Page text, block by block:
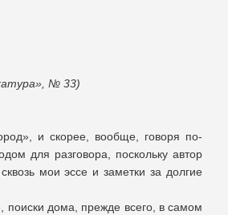
тура», № 33)
и скорее, вообще, говоря по-
для разговора, поскольку автор
мои эссе и заметки за долгие
поиски дома, прежде всего, в самом